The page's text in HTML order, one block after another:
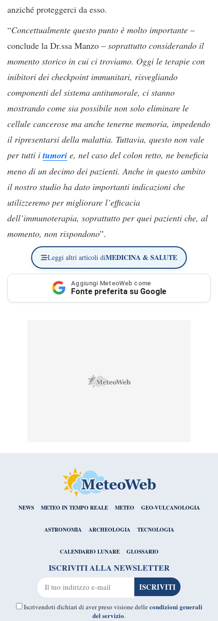
anziché proteggerci da esso.
“Concettualmente questo punto è molto importante –
conclude la Dr.ssa Manzo – soprattutto considerando il
momento storico in cui ci troviamo. Oggi le terapie con
inibitori dei checkpoint immunitari, risvegliando
componenti del sistema antitumorale, ci stanno
mostrando come sia possibile non solo eliminare le
cellule cancerose ma anche tenerne memoria, impedendo
il ripresentarsi della malattia. Tuttavia, questo non vale
per tutti itumori e, nel caso del colon retto, ne beneficia
meno di un decimo dei pazienti. Anche in questo ambito
il nostro studio ha dato importanti indicazioni che
utilizzeremo per migliorare l’efficacia
dell’immunoterapia, soprattutto per quei pazienti che, al
momento, non rispondono”.
Leggi altri articoli diMEDICINA & SALUTE
Aggiungi MeteoWeb come
Fonte preferita su Google
NEWS METEO IN TEMPO REALE METEO GEO-VULCANOLOGIA
ASTRONOMIA ARCHEOLOGIA TECNOLOGIA
CALENDARIO LUNARE GLOSSARIO
ISCRIVITI ALLA NEWSLETTER
Iscrivendoti dichiari di aver preso visione dellecondizioni generali
del servizio.